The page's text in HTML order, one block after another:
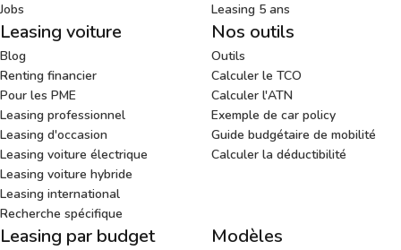
Jobs
Leasing 5 ans
Leasing voiture
Blog
Renting financier
Pour les PME
Leasing professionnel
Leasing d'occasion
Leasing voiture électrique
Leasing voiture hybride
Leasing international
Recherche spécifique
Nos outils
Outils
Calculer le TCO
Calculer l'ATN
Exemple de car policy
Guide budgétaire de mobilité
Calculer la déductibilité
Leasing par budget Modèles